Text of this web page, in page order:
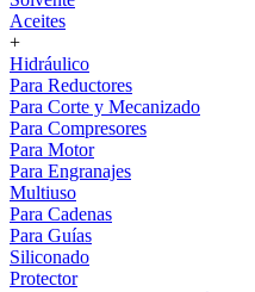
Aceites
+
Hidráulico
Para Reductores
Para Corte y Mecanizado
Para Compresores
Para Motor
Para Engranajes
Multiuso
Para Cadenas
Para Guías
Siliconado
Protector